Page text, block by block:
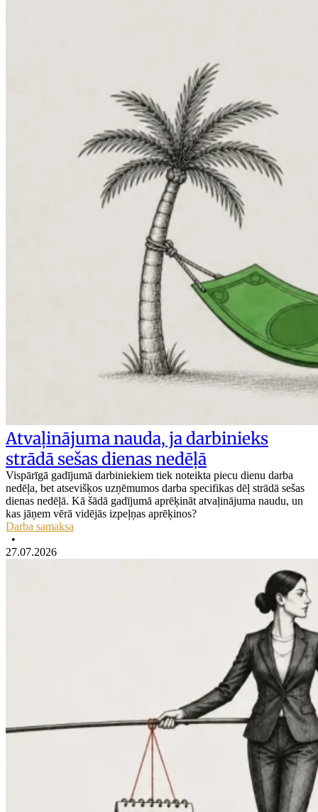
Atvaļinājuma nauda, ja darbinieks
strādā sešas dienas nedēļā
Vispārīgā gadījumā darbiniekiem tiek noteikta piecu dienu darba
nedēļa, bet atsevišķos uzņēmumos darba specifikas dēļ strādā sešas
dienas nedēļā. Kā šādā gadījumā aprēķināt atvaļinājuma naudu, un
kas jāņem vērā vidējās izpeļņas aprēķinos?
Darba samaksa
•
27.07.2026